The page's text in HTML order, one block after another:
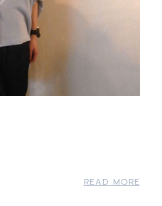
READ MORE